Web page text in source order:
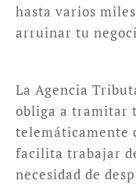
hasta varios
arruinar tu
La Agencia
obliga a tramitar
telemáticamente
facilita trabajar
necesidad de